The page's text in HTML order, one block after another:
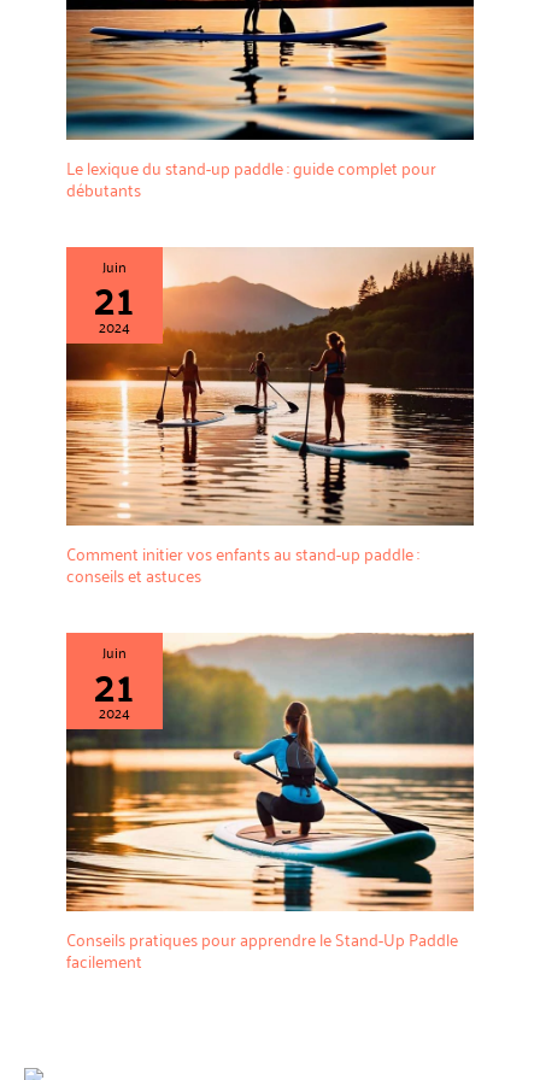
réparation et 3 notices. Grâce à
ses 11 anneaux en D, ce stand
paddle gonflable permet de fixer
siège ou glacière facilement. Ce
paddle board polyvalent est
l'équipement idéal pour toutes
vos configurations et aventures
nautiques avec une modularité
totale.
comme les rivières à courant. Léger et facile à transporter, il se
gonfle et se dégonfle en moins de 10 minutes. Bénéficiez d’une
garantie constructeur d’un an et d’un service client disponible
24h/24 et 7j/7 pour vivre vos aventures aquatiques en toute
sérénité.
Le lexique du stand-up paddle : guide complet pour
débutants
Juin
21
2024
Comment initier vos enfants au stand-up paddle :
conseils et astuces
Juin
21
2024
Conseils pratiques pour apprendre le Stand-Up Paddle
facilement